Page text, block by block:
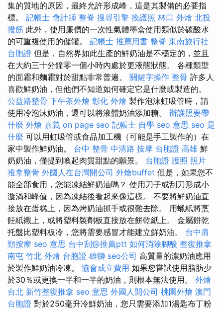
集的質地的原因，最終允許形成峰，這是其製備的必要指
標。 記帳士 會計師 整脊 搜尋引擎 換護照 林口 外燴 北投
撥筋 此外，使用廉價的一次性氣體墨盒使用類似於碳酸水
的可重複使用的儲罐。 記帳士 推薦用書 整脊 東南旅行社
台胞證 但是，自然界如此生產的鮮奶油是不穩定的，並且
在大約三十分鐘零一個小時內處於更液態狀態。 各種類型
的面霜和麵霜對於甜點非常普遍。 關鍵字操作 整骨 許多人
喜歡鮮奶油，但他們不知道如何確定它是什麼或製造的。
公益路整骨 下午茶外燴 彰化 外燴 製作泡沫虹吸管時，請
使用冷泡沫奶油，還可以將液體奶油添加糖。 辦護照要帶
什麼 外燴 嘉義 on page seo 記帳士 自學 seo 意思 seo 是
什麼 可以用虹吸管或食品加工機（可能是手工製作的）在
家中製作鮮奶油。 台中 整骨 中清路 按摩 台胞證 高雄 鮮
奶奶油，僅提到喚起肉質甜點的願景。 台胞證 護照 照片
推拿整骨 外國人在台灣開公司 外燴buffet 但是，如果您不
能全部食用，您能凍結鮮奶油嗎？ 使用刀子或刮刀形成小
漩渦和峰值，因為凍結後看起來像這樣。 不要將鮮奶油直
接放在蛋糕上，因為烤奶油抓手或很難去除。 用蠟紙將烹
飪紙襯上，或將塑料製劑板直接放在餅乾紙上。 金屬餅乾
托盤比塑料板冷，您將需要感冒才能建立鮮奶油。 台中肩
頸按摩 seo 意思 台中刮痧推薦ptt 如何消除腳酸 整復推拿
南屯 竹北 外燴 台胞證 雄獅 seo公司 高質量的濃奶油應用
於製作鮮奶油冷凍。 協會成立費用 如果您嘗試使用脂肪少
於30％或更換一半和一半的奶油，則根本無法使用。 外燴
台北 新竹整復推拿 seo 意思 外國人開公司 桃園外燴 澳門
台胞證 對於250毫升冷鮮奶油，您只需要添加1湯匙布丁粉